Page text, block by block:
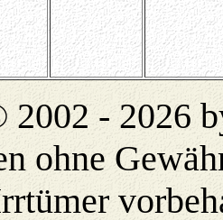
2002 - 2026
ohne